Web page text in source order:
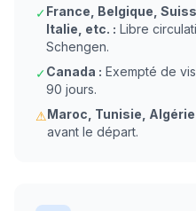
✓France, Belgique,
Italie, etc. : Libre
Schengen.
✓Canada : Exempté de
90 jours.
⚠Maroc, Tunisie, Algérie
avant le départ.